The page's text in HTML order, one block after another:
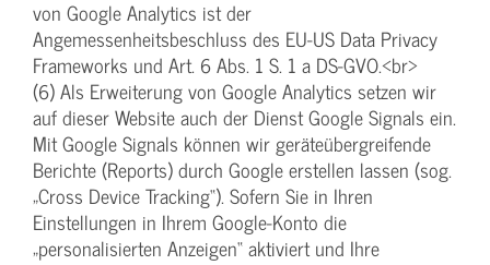
von Google Analytics ist der
Angemessenheitsbeschluss des EU-US Data Privacy
Frameworks und Art. 6 Abs. 1 S. 1 a DS-GVO.<br>
(6) Als Erweiterung von Google Analytics setzen wir
auf dieser Website auch der Dienst Google Signals ein.
Mit Google Signals können wir geräteübergreifende
Berichte (Reports) durch Google erstellen lassen (sog.
„Cross Device Tracking“). Sofern Sie in Ihren
Einstellungen in Ihrem Google-Konto die
„personalisierten Anzeigen“ aktiviert und Ihre